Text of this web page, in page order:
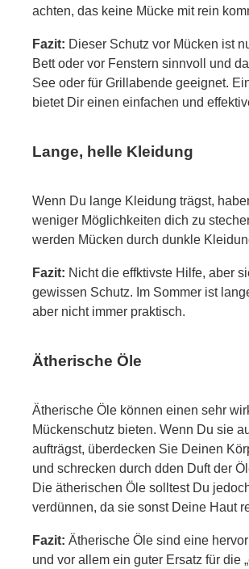
achten, das keine Mücke mit rein
Fazit: Dieser Schutz vor Mücken ist
Bett oder vor Fenstern sinnvoll und
See oder für Grillabende geeignet.
bietet Dir einen einfachen und
Lange, helle Kleidung
Wenn Du lange Kleidung trägst,
weniger Möglichkeiten dich zu
werden Mücken durch dunkle
Fazit: Nicht die effktivste Hilfe, aber
gewissen Schutz. Im Sommer ist
aber nicht immer praktisch.
Ätherische Öle
Ätherische Öle können einen sehr
Mückenschutz bieten. Wenn Du sie
aufträgst, überdecken Sie Deinen
und schrecken durch dden Duft der
Die ätherischen Öle solltest Du
verdünnen, da sie sonst Deine Haut
Fazit: Ätherische Öle sind eine
und vor allem ein guter Ersatz für die